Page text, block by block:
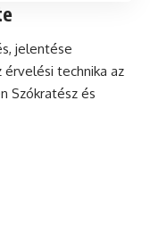
jelentése
érvelési technika az
Szókratész és